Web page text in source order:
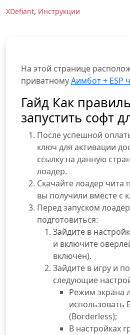
XDefiant, Инструкции
На этой странице
приватномуАимбот + ESP
Гайд Как
запустить софт
После успешной
ключ для активации
ссылку на данную
лоадер.
Скачайте лоадер чита
вы получили вместе с
Перед запуском
подготовиться:
Зайдите в
и включите
включен).
Зайдите в игру и
следующие
Режим экрана
использовать
(Borderless);
В настройках